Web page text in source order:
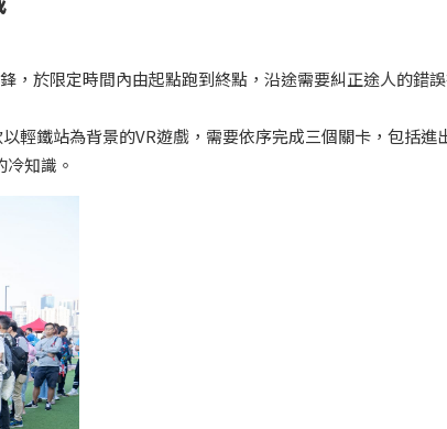
於限定時間內由起點跑到終點，沿途需要糾正途人的錯
輕鐵站為背景的VR遊戲，需要依序完成三個關卡，包括進
知識。